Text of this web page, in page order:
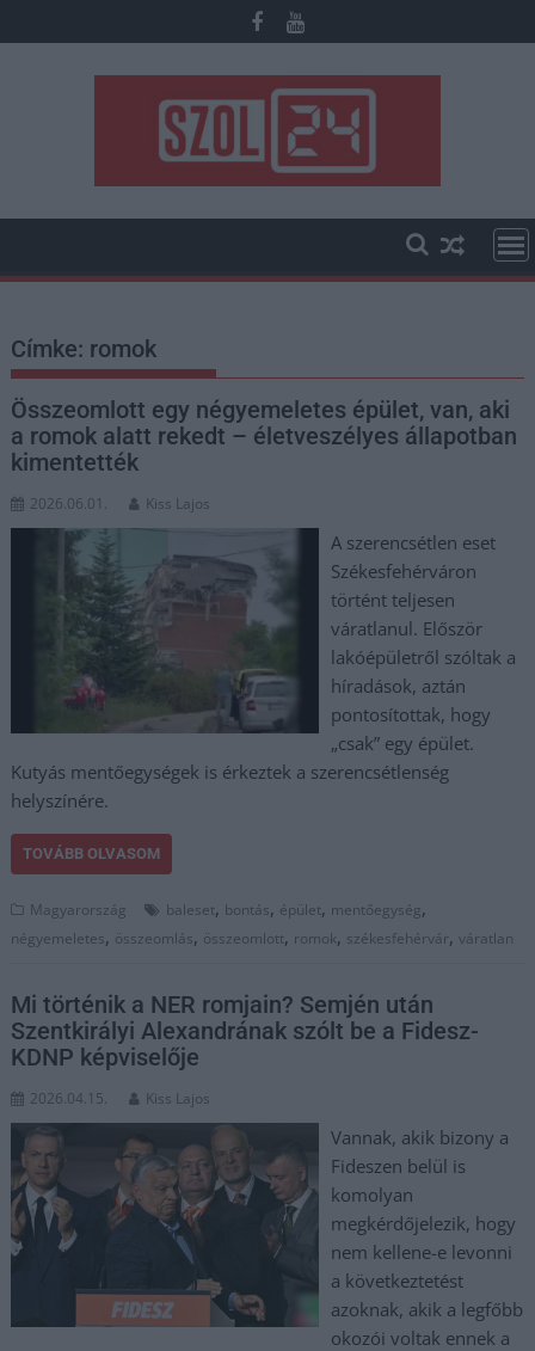
to
Címke: romok
Összeomlott egy négyemeletes épület, van, aki
a romok alatt rekedt – életveszélyes állapotban
kimentették
2026.06.01. Kiss Lajos
A szerencsétlen eset
Székesfehérváron
történt teljesen
váratlanul. Először
lakóépületről szóltak a
híradások, aztán
pontosítottak, hogy
„csak” egy épület.
Kutyás mentőegységek is érkeztek a szerencsétlenség
helyszínére.
TOVÁBB OLVASOM
Magyarország baleset, bontás, épület, mentőegység,
négyemeletes, összeomlás, összeomlott, romok, székesfehérvár,váratlan
Mi történik a NER romjain? Semjén után
Szentkirályi Alexandrának szólt be a Fidesz-
KDNP képviselője
2026.04.15. Kiss Lajos
Vannak, akik bizony a
Fideszen belül is
komolyan
megkérdőjelezik, hogy
nem kellene-e levonni
a következtetést
azoknak, akik a legfőbb
okozói voltak ennek a